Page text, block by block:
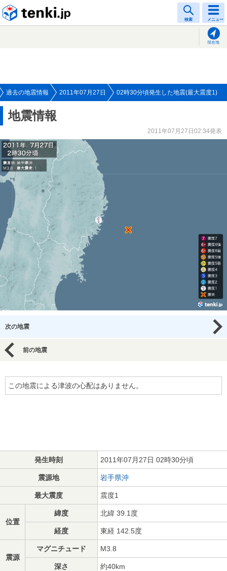
検索 メニュー
現在地
過去の地震情報 2011年07月27日 02時30分頃発生した地震(最大震度1)
地震情報
2011年07月27日02:34発表
次の地震
前の地震
この地震による津波の心配はありません。
発生時刻 2011年07月27日 02時30分頃
震源地 岩手県沖
最大震度 震度1
位置
緯度 北緯 39.1度
経度 東経 142.5度
震源
マグニチュード M3.8
深さ 約40km